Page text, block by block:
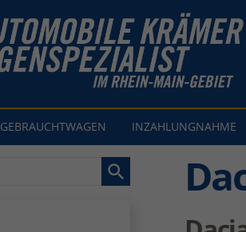
GEBRAUCHTWAGEN INZAHLUNGNAHME